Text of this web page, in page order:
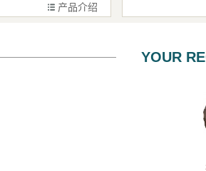
产品介绍
YOUR